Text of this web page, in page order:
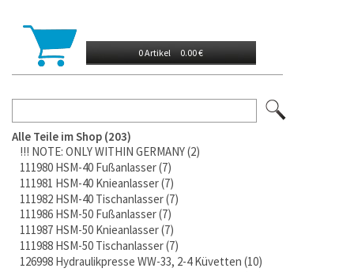
0 Artikel 0.00 €
Alle Teile im Shop 203
!!! NOTE: ONLY WITHIN GERMANY 2
111980 HSM-40 Fußanlasser 7
111981 HSM-40 Knieanlasser 7
111982 HSM-40 Tischanlasser 7
111986 HSM-50 Fußanlasser 7
111987 HSM-50 Knieanlasser 7
111988 HSM-50 Tischanlasser 7
126998 Hydraulikpresse WW-33, 2-4 Küvetten 10